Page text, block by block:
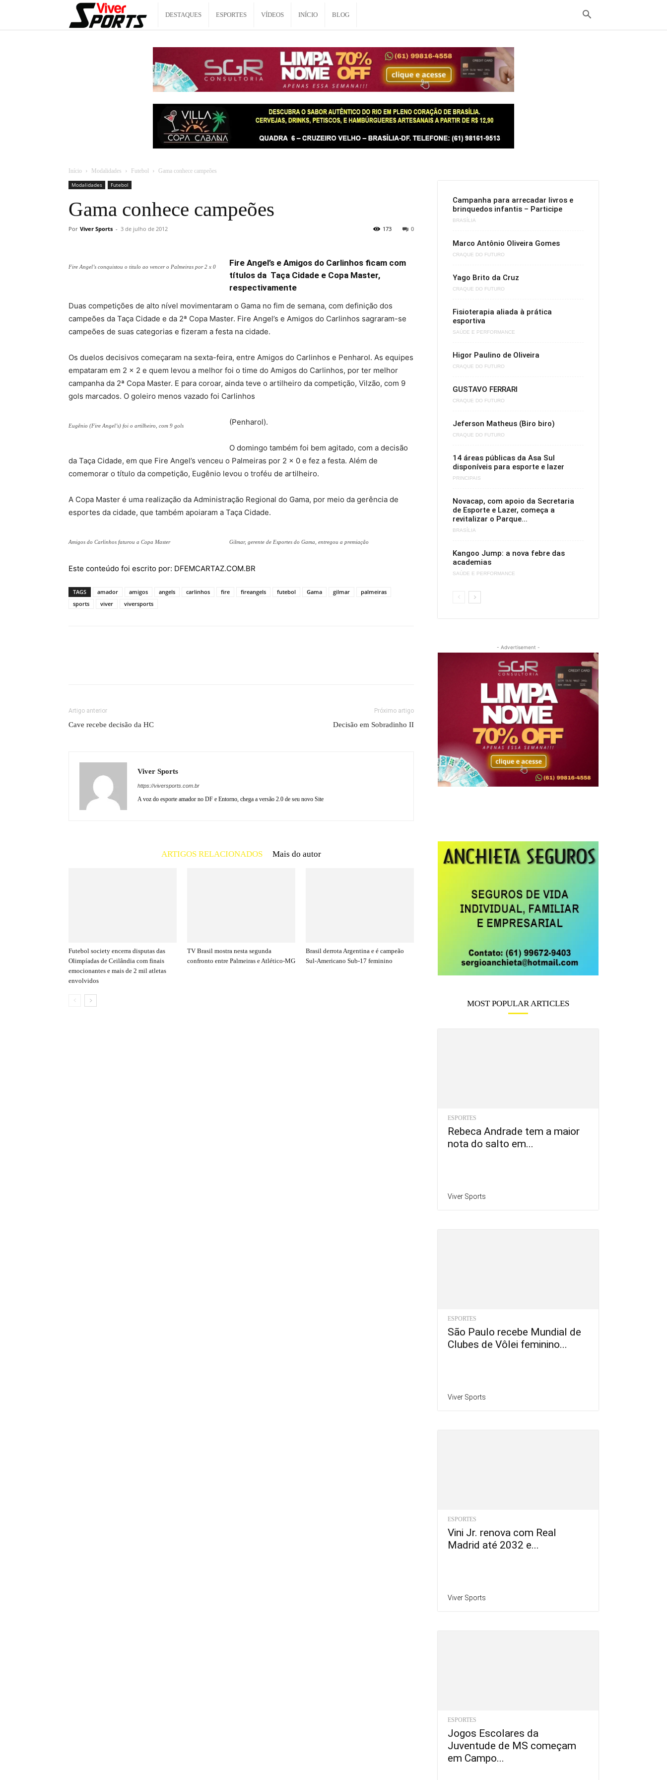
Viver
DESTAQUES ESPORTES VÍDEOS INÍCIO BLOG
Início Modalidades Futebol
Gama conhece campeões
Modalidades
Futebol
Gama conhece campeões
Por Viver Sports - 3 de julho de 2012 0
173
Fire Angel’s conquistou o titulo ao vencer o Palmeiras por 2 x 0
Fire Angel’s e Amigos do Carlinhos ficam com
títulos da Taça Cidade e Copa Master,
respectivamente
Duas competições de alto nível movimentaram o Gama no fim de semana, com definição dos
campeões da Taça Cidade e da 2ª Copa Master. Fire Angel’s e Amigos do Carlinhos sagraram-se
campeões de suas categorias e fizeram a festa na cidade.
Os duelos decisivos começaram na sexta-feira, entre Amigos do Carlinhos e Penharol. As equipes
empataram em 2 x 2 e quem levou a melhor foi o time do Amigos do Carlinhos, por ter melhor
campanha da 2ª Copa Master. E para coroar, ainda teve o artilheiro da competição, Vilzão, com 9
gols marcados. O goleiro menos vazado foi Carlinhos
Eugênio (Fire Angel’s) foi o artilheiro, com 9 gols (Penharol).
O domingo também foi bem agitado, com a decisão
da Taça Cidade, em que Fire Angel’s venceu o Palmeiras por 2 x 0 e fez a festa. Além de
comemorar o título da competição, Eugênio levou o troféu de artilheiro.
A Copa Master é uma realização da Administração Regional do Gama, por meio da gerência de
esportes da cidade, que também apoiaram a Taça Cidade.
Amigos do Carlinhos faturou a Copa Master Gilmar, gerente de Esportes do Gama, entregou a premiação
Este conteúdo foi escrito por: DFEMCARTAZ.COM.BR
TAGS amador amigos angels carlinhos fire fireangels futebol Gama gilmar
palmeiras
sports
viver viversports
Artigo anterior
Cave recebe decisão da HC
Próximo artigo
Decisão em Sobradinho II
Viver Sports
https://viversports.com.br
A voz do esporte amador no DF e Entorno, chega a versão 2.0 de seu novo Site
ARTIGOS RELACIONADOS Mais do autor
Futebol society encerra disputas das
Olimpíadas de Ceilândia com finais
emocionantes e mais de 2 mil atletas
envolvidos
TV Brasil mostra nesta segunda
confronto entre Palmeiras e Atlético-MG
Brasil derrota Argentina e é campeão
Sul-Americano Sub-17 feminino
Campanha para arrecadar livros e
brinquedos infantis – Participe
BRASÍLIA
Marco Antônio Oliveira Gomes
CRAQUE DO FUTURO
Yago Brito da Cruz
CRAQUE DO FUTURO
Fisioterapia aliada à prática
esportiva
SAÚDE E PERFORMANCE
Higor Paulino de Oliveira
CRAQUE DO FUTURO
GUSTAVO FERRARI
CRAQUE DO FUTURO
Jeferson Matheus (Biro biro)
CRAQUE DO FUTURO
14 áreas públicas da Asa Sul
disponíveis para esporte e lazer
PRINCIPAIS
Novacap, com apoio da Secretaria
de Esporte e Lazer, começa a
revitalizar o Parque...
BRASÍLIA
Kangoo Jump: a nova febre das
academias
SAÚDE E PERFORMANCE
- Advertisement -
MOST POPULAR ARTICLES
ESPORTES
Rebeca Andrade tem a maior
nota do salto em...
Viver Sports
ESPORTES
São Paulo recebe Mundial de
Clubes de Vôlei feminino...
Viver Sports
ESPORTES
Vini Jr. renova com Real
Madrid até 2032 e...
Viver Sports
ESPORTES
Jogos Escolares da
Juventude de MS começam
em Campo...